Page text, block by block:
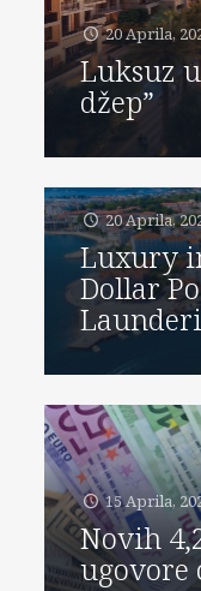
20 Aprila,
Luksuz
džep”
20 Aprila,
Luxury
Dollar
15 Aprila,
Novih
ugovore